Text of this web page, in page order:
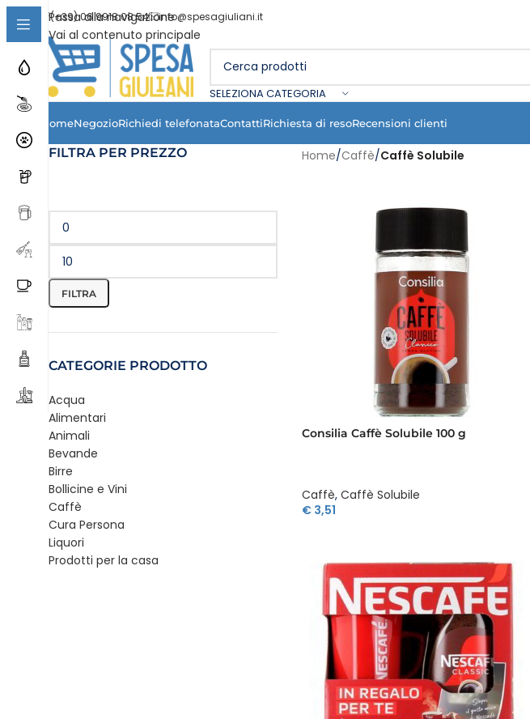
Passa alla navigazione
Vai al contenuto principale
(+39) 06 9918 08 54 info@spesagiuliani.it
SELEZIONA CATEGORIA
HomeNegozioRichiedi telefonataContattiRichiesta di resoRecensioni clienti
FILTRA PER PREZZO
FILTRA
CATEGORIE PRODOTTO
Acqua
Alimentari
Animali
Bevande
Birre
Bollicine e Vini
Caffè
Cura Persona
Liquori
Prodotti per la casa
Home/Caffè/Caffè Solubile
Consilia Caffè Solubile 100 g
Caffè, Caffè Solubile
€3,51